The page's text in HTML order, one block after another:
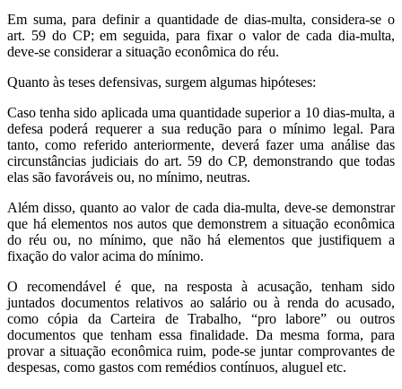
Em suma, para definir a quantidade de dias-multa, considera-se o
art. 59 do CP; em seguida, para fixar o valor de cada dia-multa,
deve-se considerar a situação econômica do réu.
Quanto às teses defensivas, surgem algumas hipóteses:
Caso tenha sido aplicada uma quantidade superior a 10 dias-multa, a
defesa poderá requerer a sua redução para o mínimo legal. Para
tanto, como referido anteriormente, deverá fazer uma análise das
circunstâncias judiciais do art. 59 do CP, demonstrando que todas
elas são favoráveis ou, no mínimo, neutras.
Além disso, quanto ao valor de cada dia-multa, deve-se demonstrar
que há elementos nos autos que demonstrem a situação econômica
do réu ou, no mínimo, que não há elementos que justifiquem a
fixação do valor acima do mínimo.
O recomendável é que, na resposta à acusação, tenham sido
juntados documentos relativos ao salário ou à renda do acusado,
como cópia da Carteira de Trabalho, “pro labore” ou outros
documentos que tenham essa finalidade. Da mesma forma, para
provar a situação econômica ruim, pode-se juntar comprovantes de
despesas, como gastos com remédios contínuos, aluguel etc.